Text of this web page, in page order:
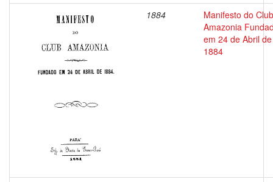
1884
Manifesto do Club
Amazonia
em 24 de Abril de
1884